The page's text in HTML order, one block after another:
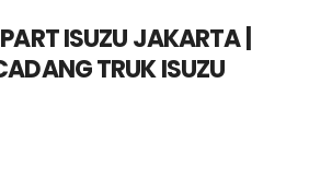
ISUZU JAKARTA |
TRUK ISUZU